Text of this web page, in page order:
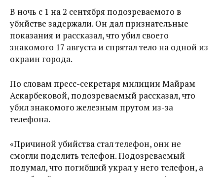
В ночь с 1 на 2 сентября подозреваемого в
убийстве задержали. Он дал признательные
показания и рассказал, что убил своего
знакомого 17 августа и спрятал тело на одной из
окраин города.
По словам пресс-секретаря милиции Майрам
Аскарбековой, подозреваемый рассказал, что
убил знакомого железным прутом из-за
телефона.
«Причиной убийства стал телефон, они не
смогли поделить телефон. Подозреваемый
подумал, что погибший украл у него телефон, а